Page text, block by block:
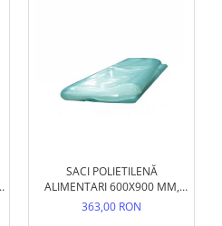
SACI POLIETILENĂ
ALIMENTARI 600X900 MM,
200 BUC/SET - TRANSPARENȚI
363,00 RON